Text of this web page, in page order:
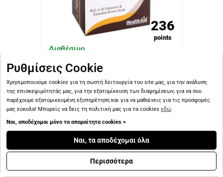
236
points
Διαθέσιμο
Health Aid Hair-vit 90 caps
29.28€
Ρυθμίσεις Cookie
Χρησιμοποιούμε cookies για τη σωστή λειτουργία του site μας, για την ανάλυση
της επισκεψιμότητάς μας, για την εξατομίκευση των διαφημίσεων, για να σου
παρέχουμε εξατομικευμένη εξυπηρέτηση και για να μαθαίνεις για τις προσφορές
μας εύκολα! Μπορείς να δεις τη πολιτική μας για τα cookies εδώ.
Ναι, αποδέχομαι μόνο τα απαραίτητα cookies >
Ναι, τα αποδέχομαι όλα
Περισσότερα